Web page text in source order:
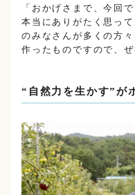
「おかげさまで、今回
本当にありがたく思っ
のみなさんが多くの方
作ったものですので、
“自然力を生かす”が